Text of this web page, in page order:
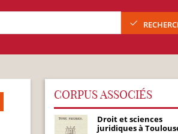
CORPUS ASSOCIÉS
Droit et sciences
juridiques à